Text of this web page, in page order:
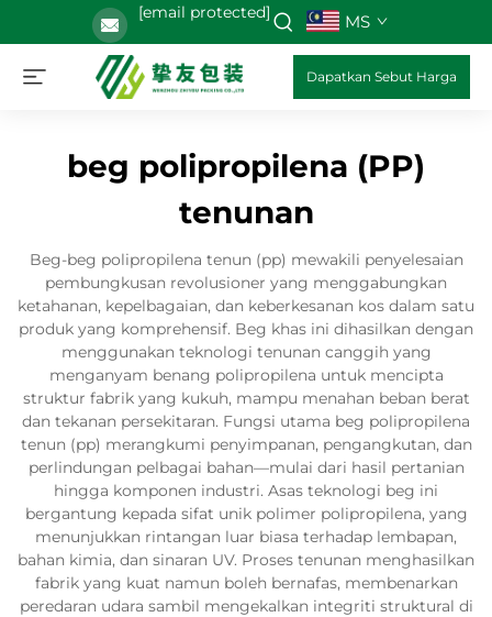
[email protected] MS
Dapatkan Sebut Harga
beg polipropilena (PP)
tenunan
Beg-beg polipropilena tenun (pp) mewakili penyelesaian
pembungkusan revolusioner yang menggabungkan
ketahanan, kepelbagaian, dan keberkesanan kos dalam satu
produk yang komprehensif. Beg khas ini dihasilkan dengan
menggunakan teknologi tenunan canggih yang
menganyam benang polipropilena untuk mencipta
struktur fabrik yang kukuh, mampu menahan beban berat
dan tekanan persekitaran. Fungsi utama beg polipropilena
tenun (pp) merangkumi penyimpanan, pengangkutan, dan
perlindungan pelbagai bahan—mulai dari hasil pertanian
hingga komponen industri. Asas teknologi beg ini
bergantung kepada sifat unik polimer polipropilena, yang
menunjukkan rintangan luar biasa terhadap lembapan,
bahan kimia, dan sinaran UV. Proses tenunan menghasilkan
fabrik yang kuat namun boleh bernafas, membenarkan
peredaran udara sambil mengekalkan integriti struktural di